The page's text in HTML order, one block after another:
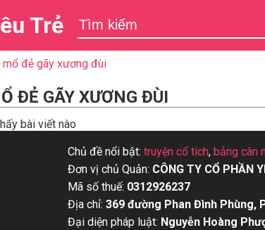
Trẻ
mổ đẻ gãy xương đùi
ĐẺ GÃY XƯƠNG ĐÙI
bài viết nào
Chủ đề nổi bật: truyện cổ tích, bảng cân
Đơn vị chủ Quản: CÔNG TY CỔ PHẦN
Mã số thuế: 0312926237
Địa chỉ: 369 đường Phan Đình Phùng,
Đại diện pháp luật: Nguyễn Hoàng